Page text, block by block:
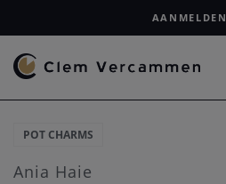
AANMELDEN
POT CHARMS
Ania Haie